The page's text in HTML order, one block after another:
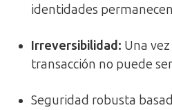
identidades
Irreversibilidad: Una
transacción no puede
Seguridad robusta